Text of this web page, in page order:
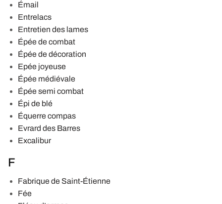
Émail
Entrelacs
Entretien des lames
Épée de combat
Épée de décoration
Epée joyeuse
Épée médiévale
Épée semi combat
Épi de blé
Équerre compas
Evrard des Barres
Excalibur
F
Fabrique de Saint-Étienne
Fée